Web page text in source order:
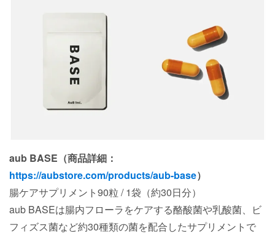
aub BASE（商品詳細：
https://aubstore.com/products/aub-base）
腸ケアサプリメント90粒 / 1袋（約30日分）
aub BASEは腸内フローラをケアする酪酸菌や乳酸菌、ビ
フィズス菌など約30種類の菌を配合したサプリメントで